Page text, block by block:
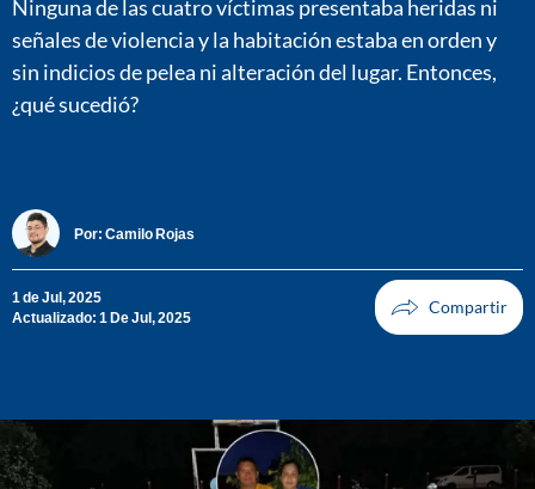
Ninguna de las cuatro víctimas presentaba heridas ni
señales de violencia y la habitación estaba en orden y
sin indicios de pelea ni alteración del lugar. Entonces,
¿qué sucedió?
Por: Camilo Rojas
1 de Jul, 2025
Actualizado: 1 De Jul, 2025